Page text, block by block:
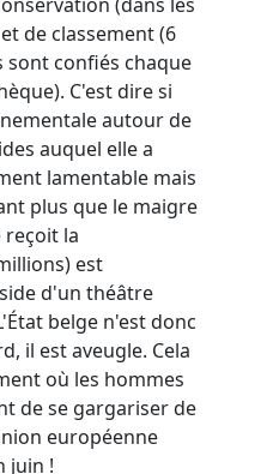
de classement (6
sont confiés chaque
C'est dire si
autour de
auquel elle a
lamentable mais
plus que le maigre
reçoit la
est
d'un théâtre
belge n'est donc
il est aveugle. Cela
où les hommes
de se gargariser de
européenne
juin !